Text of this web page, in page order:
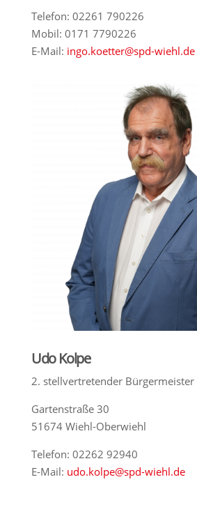
Telefon: 02261 790226
Mobil: 0171 7790226
E-Mail: ingo.koetter@spd-wiehl.de
Udo Kolpe
2. stellvertretender Bürgermeister
Gartenstraße 30
51674 Wiehl-Oberwiehl
Telefon: 02262 92940
E-Mail: udo.kolpe@spd-wiehl.de